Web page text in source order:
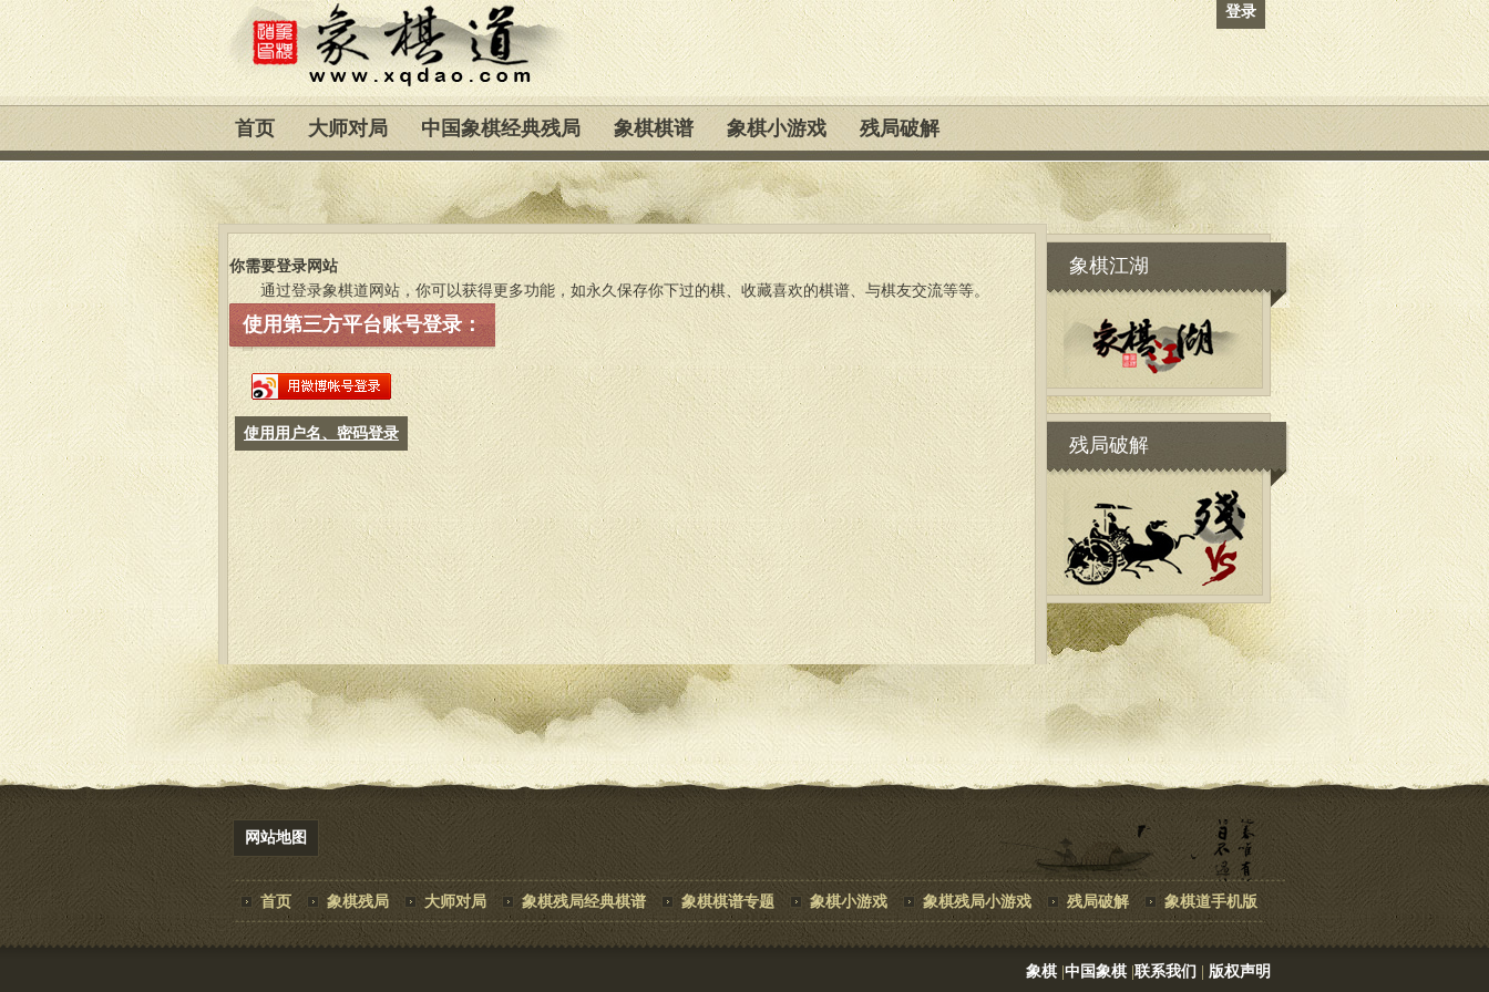
登录
首页 大师对局 中国象棋经典残局 象棋棋谱 象棋小游戏 残局破解
你需要登录网站
通过登录象棋道网站，你可以获得更多功能，如永久保存你下过的棋、收藏喜欢的棋谱、与棋友交流等等。
使用第三方平台账号登录：
使用用户名、密码登录
象棋江湖
残局破解
网站地图
首页 象棋残局 大师对局 象棋残局经典棋谱 象棋棋谱专题 象棋小游戏 象棋残局小游戏 残局破解 象棋道手机版
象棋| 中国象棋| 联系我们 版权声明